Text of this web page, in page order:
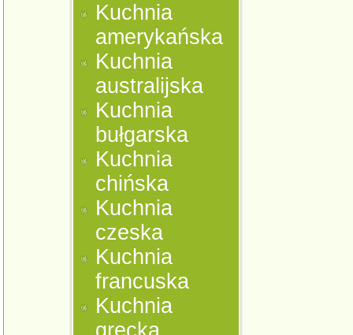
Kuchnia
amerykańska
Kuchnia
australijska
Kuchnia
bułgarska
Kuchnia
chińska
Kuchnia
czeska
Kuchnia
francuska
Kuchnia
grecka